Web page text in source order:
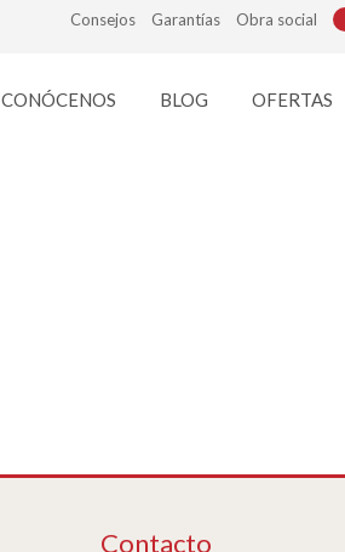
Consejos Garantías Obra social
CONÓCENOS BLOG OFERTAS
Contacto